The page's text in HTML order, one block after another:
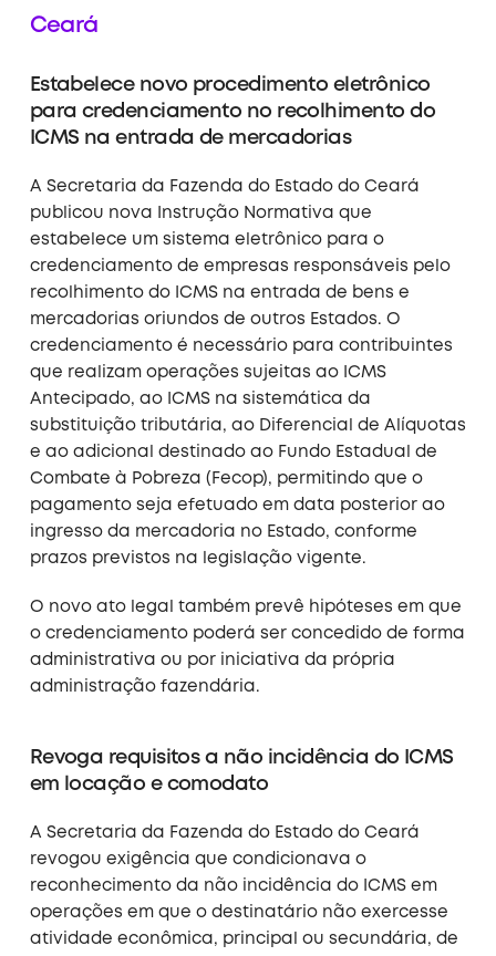
Ceará
Estabelece novo procedimento eletrônico
para credenciamento no recolhimento do
ICMS na entrada de mercadorias
A Secretaria da Fazenda do Estado do Ceará
publicou nova Instrução Normativa que
estabelece um sistema eletrônico para o
credenciamento de empresas responsáveis pelo
recolhimento do ICMS na entrada de bens e
mercadorias oriundos de outros Estados. O
credenciamento é necessário para contribuintes
que realizam operações sujeitas ao ICMS
Antecipado, ao ICMS na sistemática da
substituição tributária, ao Diferencial de Alíquotas
e ao adicional destinado ao Fundo Estadual de
Combate à Pobreza (Fecop), permitindo que o
pagamento seja efetuado em data posterior ao
ingresso da mercadoria no Estado, conforme
prazos previstos na legislação vigente.
O novo ato legal também prevê hipóteses em que
o credenciamento poderá ser concedido de forma
administrativa ou por iniciativa da própria
administração fazendária.
Revoga requisitos a não incidência do ICMS
em locação e comodato
A Secretaria da Fazenda do Estado do Ceará
revogou exigência que condicionava o
reconhecimento da não incidência do ICMS em
operações em que o destinatário não exercesse
atividade econômica, principal ou secundária, de